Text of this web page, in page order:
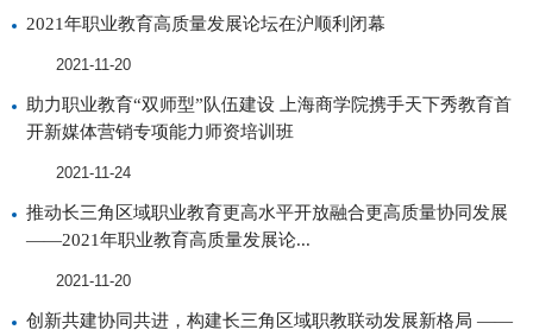
2021年职业教育高质量发展论坛在沪顺利闭幕
2021-11-20
助力职业教育“双师型”队伍建设 上海商学院携手天下秀教育首
开新媒体营销专项能力师资培训班
2021-11-24
推动长三角区域职业教育更高水平开放融合更高质量协同发展
——2021年职业教育高质量发展论...
2021-11-20
创新共建协同共进，构建长三角区域职教联动发展新格局 ——